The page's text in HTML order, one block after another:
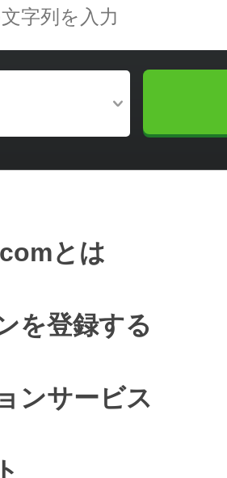
とは
を登録する
ンサービス